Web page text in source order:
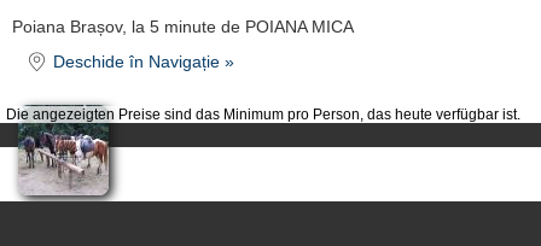
Die angezeigten Preise sind das Minimum pro Person, das heute verfügbar ist.
Poiana Brașov, la 5 minute de POIANA MICA
Deschide în Navigație »